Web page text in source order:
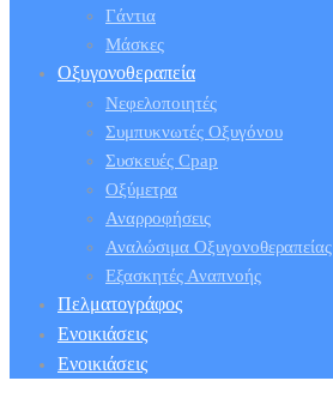
Γάντια
Μάσκες
Οξυγονοθεραπεία
Νεφελοποιητές
Συμπυκνωτές Οξυγόνου
Συσκευές Cpap
Οξύμετρα
Αναρροφήσεις
Αναλώσιμα Οξυγονοθεραπείας
Εξασκητές Αναπνοής
Πελματογράφος
Ενοικιάσεις
Ενοικιάσεις